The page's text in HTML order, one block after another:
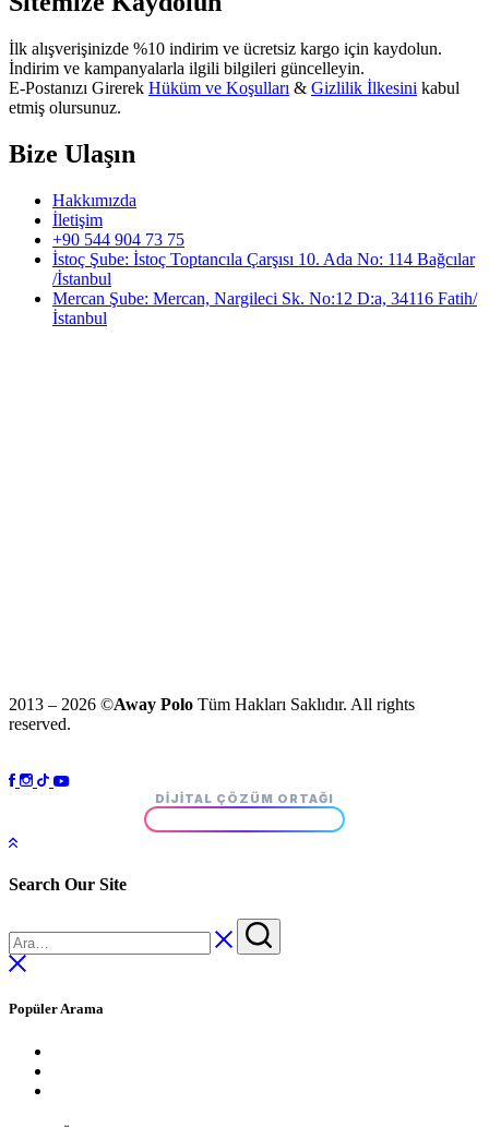
İlk alışverişinizde %10 indirim ve ücretsiz kargo için kaydolun.
İndirim ve kampanyalarla ilgili bilgileri güncelleyin.
E-Postanızı Girerek Hüküm ve Koşulları & Gizlilik İlkesini kabul
etmiş olursunuz.
Bize Ulaşın
Hakkımızda
İletişim
+90 544 904 73 75
İstoç Şube: İstoç Toptancıla Çarşısı 10. Ada No: 114 Bağcılar
/İstanbul
Mercan Şube: Mercan, Nargileci Sk. No:12 D:a, 34116 Fatih/
İstanbul
2013 – 2026 ©Away Polo Tüm Hakları Saklıdır. All rights
reserved.
DIJITAL ÇÖZÜM ORTAĞI
Search Our Site
Popüler Arama